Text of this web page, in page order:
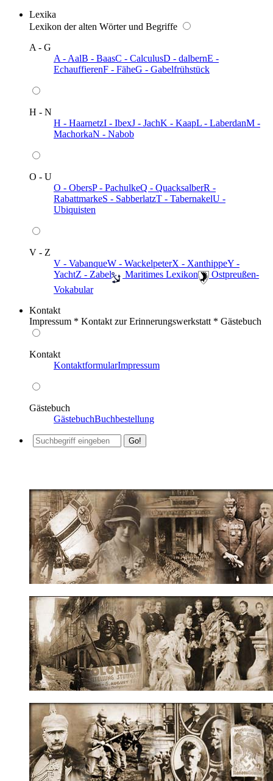
Lexika
Lexikon der alten Wörter und Begriffe
A - G
A - AalB - BaasC - CalculusD - dalbernE -
EchauffierenF - FäheG - Gabelfrühstück
H - N
H - HaarnetzI - IbexJ - JachK - KaapL - LaberdanM -
MachorkaN - Nabob
O - U
O - ObersP - PachulkeQ - QuacksalberR -
RabattmarkeS - SabberlatzT - TabernakelU -
Ubiquisten
V - Z
V - VabanqueW - WackelpeterX - XanthippeY -
YachtZ - Zabel ️ Maritimes Lexikon
️ Ostpreußen-
Vokabular
Kontakt
Impressum * Kontakt zur Erinnerungswerkstatt * Gästebuch
Kontakt
KontaktformularImpressum
Gästebuch
GästebuchBuchbestellung